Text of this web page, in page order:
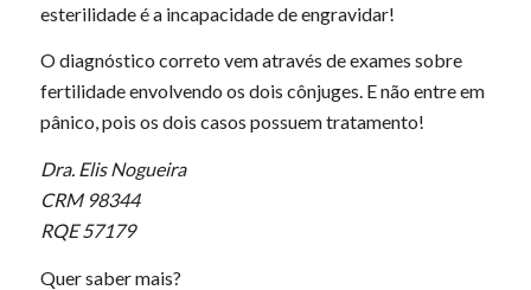
esterilidade é a incapacidade de engravidar!
O diagnóstico correto vem através de exames sobre
fertilidade envolvendo os dois cônjuges. E não entre em
pânico, pois os dois casos possuem tratamento!
Dra. Elis Nogueira
CRM 98344
RQE 57179
Quer saber mais?